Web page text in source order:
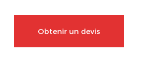
Obtenir un devis